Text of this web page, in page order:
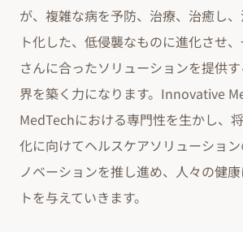
が、複雑な病を予防、治療、治癒し
ト化した、低侵襲なものに進化させ
さんに合ったソリューションを提供
界を築く力になります。Innovative
MedTechにおける専門性を生かし、
化に向けてヘルスケアソリューショ
ノベーションを推し進め、人々の健
トを与えていきます。